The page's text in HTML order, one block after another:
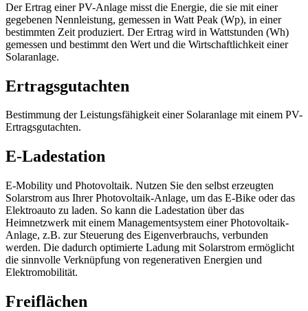
Der Ertrag einer PV-Anlage misst die Energie, die sie mit einer
gegebenen Nennleistung, gemessen in Watt Peak (Wp), in einer
bestimmten Zeit produziert. Der Ertrag wird in Wattstunden (Wh)
gemessen und bestimmt den Wert und die Wirtschaftlichkeit einer
Solaranlage.
Ertragsgutachten
Bestimmung der Leistungsfähigkeit einer Solaranlage mit einem PV-
Ertragsgutachten.
E-Ladestation
E-Mobility und Photovoltaik. Nutzen Sie den selbst erzeugten
Solarstrom aus Ihrer Photovoltaik-Anlage, um das E-Bike oder das
Elektroauto zu laden. So kann die Ladestation über das
Heimnetzwerk mit einem Managementsystem einer Photovoltaik-
Anlage, z.B. zur Steuerung des Eigenverbrauchs, verbunden
werden. Die dadurch optimierte Ladung mit Solarstrom ermöglicht
die sinnvolle Verknüpfung von regenerativen Energien und
Elektromobilität.
Freiflächen